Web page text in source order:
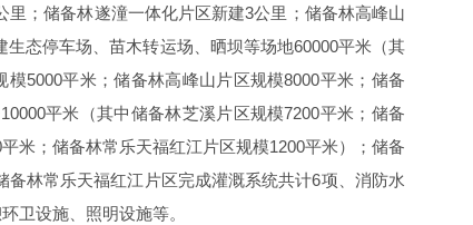
；储备林遂潼一体化片区新建3公里；储备林高峰山
态停车场、苗木转运场、晒坝等场地60000平米（其
5000平米；储备林高峰山片区规模8000平米；储备
平米（其中储备林芝溪片区规模7200平米；储备
米；储备林常乐天福红江片区规模1200平米）；储备
林常乐天福红江片区完成灌溉系统共计6项、消防水
卫设施、照明设施等。